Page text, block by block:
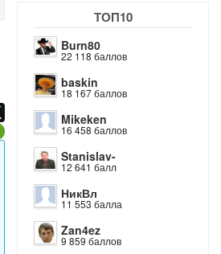
ТОП10
Burn80
22 118 баллов
baskin
18 167 баллов
Mikeken
16 458 баллов
Stanislav-
12 641 балл
НикВл
11 553 балла
Zan4ez
9 859 баллов